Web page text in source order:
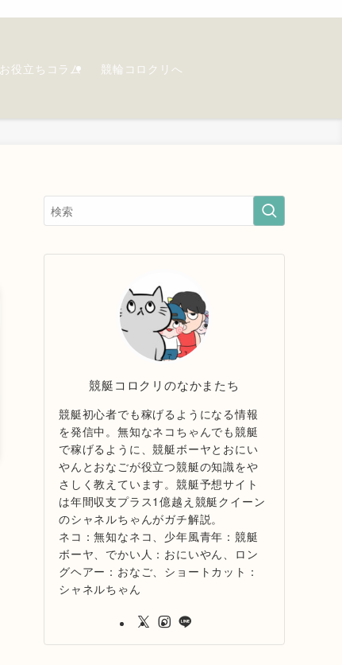
お役立ちコラム 競輪コロクリへ
競艇コロクリのなかまたち
競艇初心者でも稼げるようになる情報
を発信中。無知なネコちゃんでも競艇
で稼げるように、競艇ボーヤとおにい
やんとおなごが役立つ競艇の知識をや
さしく教えています。競艇予想サイト
は年間収支プラス1億越え競艇クイーン
のシャネルちゃんがガチ解説。
ネコ：無知なネコ、少年風青年：競艇
ボーヤ、でかい人：おにいやん、ロン
グヘアー：おなご、ショートカット：
シャネルちゃん